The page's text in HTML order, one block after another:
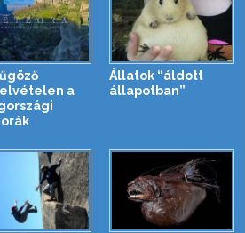
a
Állatok “áldott
állapotban”